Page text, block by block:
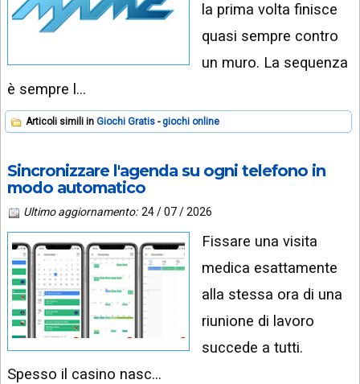
la prima volta finisce
quasi sempre contro
un muro. La sequenza
è sempre l…
Articoli simili in Giochi Gratis giochi online
Sincronizzare l'agenda su ogni telefono in
modo automatico
Ultimo aggiornamento: 24 / 07 / 2026
Fissare una visita
medica esattamente
alla stessa ora di una
riunione di lavoro
succede a tutti.
Spesso il casino nasc…